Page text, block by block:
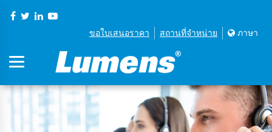
ขอใบเสนอราคา สถานที่จําหน่าย ภาษา